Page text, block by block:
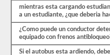
examen
aprobación
del
autobús
escolar.
mientras esta cargando
a un estudiante, ¿que deberia
¿Como puede un conductor
equipado con frenos
Si el autobus esta ardiendo, debe